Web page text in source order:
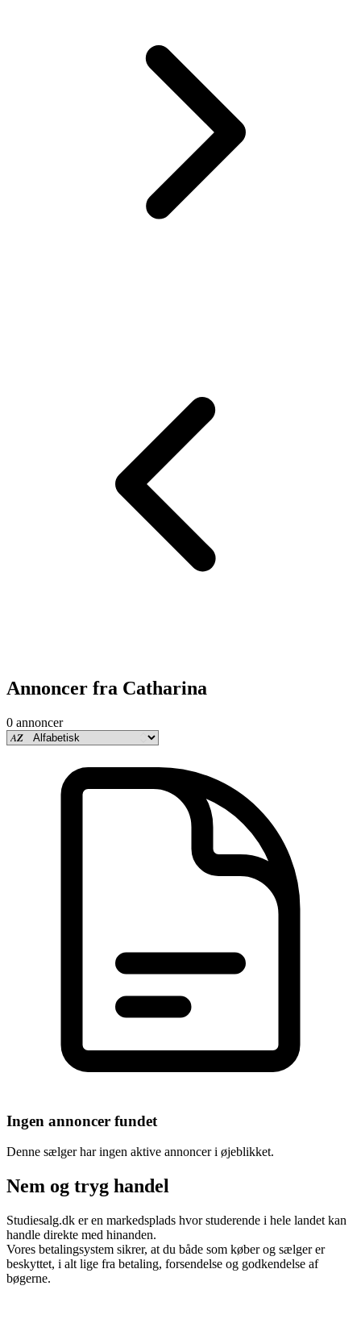
Annoncer fra Catharina
0 annoncer
Ingen annoncer fundet
Denne sælger har ingen aktive annoncer i øjeblikket.
Nem og tryg handel
Studiesalg.dk er en markedsplads hvor studerende i hele landet kan
handle direkte med hinanden.
Vores betalingsystem sikrer, at du både som køber og sælger er
beskyttet, i alt lige fra betaling, forsendelse og godkendelse af
bøgerne.